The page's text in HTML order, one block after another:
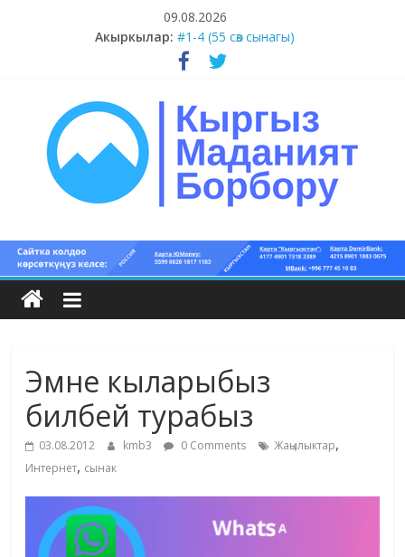
09.08.2026
Акыркылар:
#5-8 (55 сөз сынагы)
#1-4 (55 сөз сынагы)
#13-14 (55 сөз сынагы)
#9-10 (55 сөз сынагы)
Кыргыз
маданият
Кыргыз
маданияты
жана
адабияты
Эмне кыларыбыз
билбей турабыз
03.08.2012 kmb3 0 Comments Жаңылыктар,
Интернет, сынак